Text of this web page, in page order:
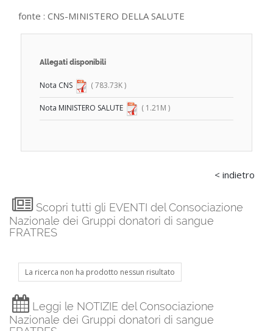
fonte : CNS-MINISTERO DELLA SALUTE
Allegati disponibili
Nota CNS ( 783.73K )
Nota MINISTERO SALUTE ( 1.21M )
< indietro
Scopri tutti gli EVENTI del Consociazione
Nazionale dei Gruppi donatori di sangue
FRATRES
La ricerca non ha prodotto nessun risultato
Leggi le NOTIZIE del Consociazione
Nazionale dei Gruppi donatori di sangue